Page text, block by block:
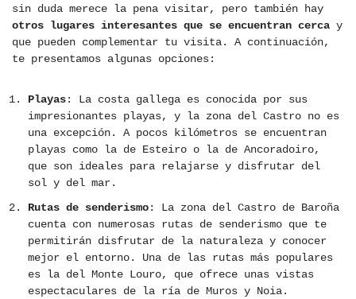
sin duda merece la pena visitar, pero también hay
otros lugares interesantes que se encuentran cerca y
que pueden complementar tu visita. A continuación,
te presentamos algunas opciones:
Playas: La costa gallega es conocida por sus
impresionantes playas, y la zona del Castro no es
una excepción. A pocos kilómetros se encuentran
playas como la de Esteiro o la de Ancoradoiro,
que son ideales para relajarse y disfrutar del
sol y del mar.
Rutas de senderismo: La zona del Castro de Baroña
cuenta con numerosas rutas de senderismo que te
permitirán disfrutar de la naturaleza y conocer
mejor el entorno. Una de las rutas más populares
es la del Monte Louro, que ofrece unas vistas
espectaculares de la ría de Muros y Noia.